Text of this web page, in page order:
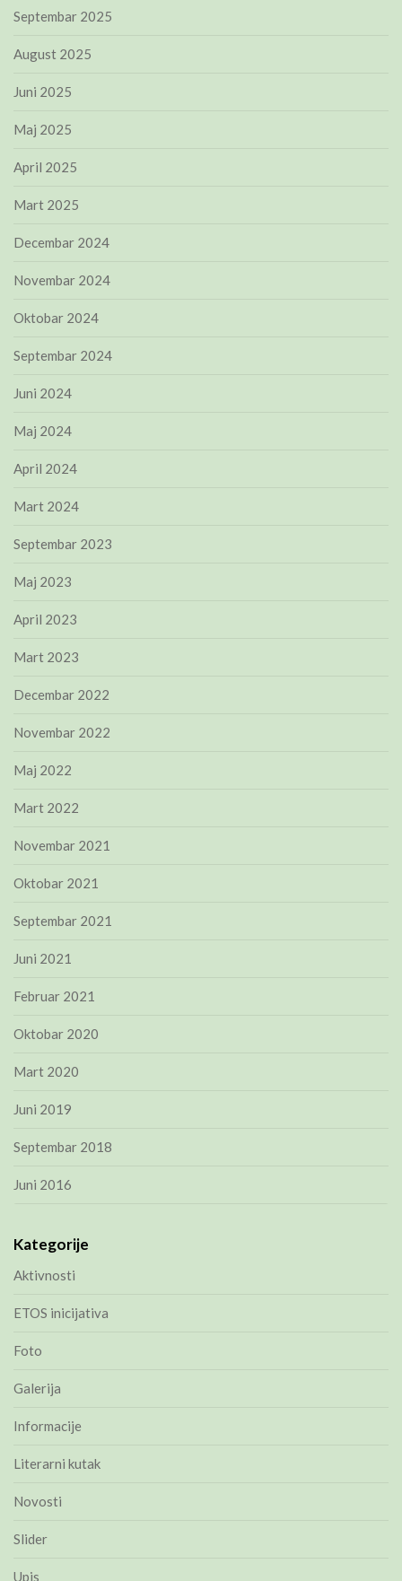
Septembar 2025
August 2025
Juni 2025
Maj 2025
April 2025
Mart 2025
Decembar 2024
Novembar 2024
Oktobar 2024
Septembar 2024
Juni 2024
Maj 2024
April 2024
Mart 2024
Septembar 2023
Maj 2023
April 2023
Mart 2023
Decembar 2022
Novembar 2022
Maj 2022
Mart 2022
Novembar 2021
Oktobar 2021
Septembar 2021
Juni 2021
Februar 2021
Oktobar 2020
Mart 2020
Juni 2019
Septembar 2018
Juni 2016
Kategorije
Aktivnosti
ETOS inicijativa
Foto
Galerija
Informacije
Literarni kutak
Novosti
Slider
Upis